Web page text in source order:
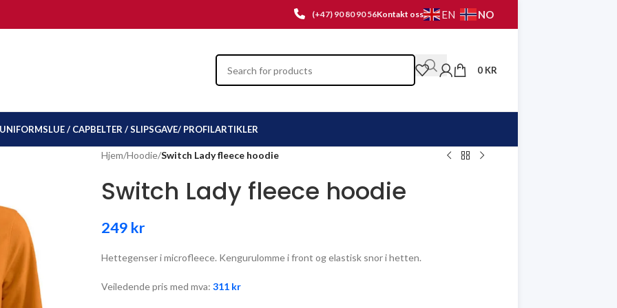
(+47) 90 80 90 56Kontakt oss EN NO
0 KR
UNIFORMSLUE / CAPBELTER / SLIPSGAVE/ PROFILARTIKLER
Hjem/Hoodie/Switch Lady fleece hoodie
Switch Lady fleece hoodie
249 kr
Hettegenser i microfleece. Kengurulomme i front og elastisk snor i hetten.
Veiledende pris med mva: 311 kr